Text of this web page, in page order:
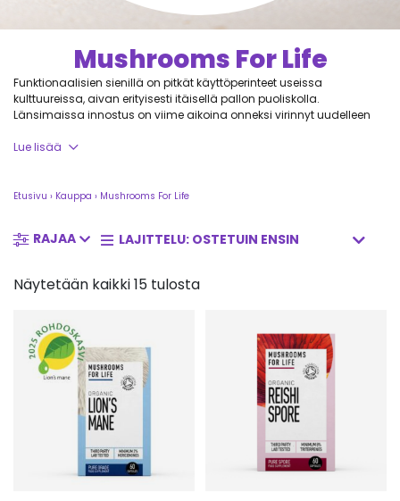
Mushrooms For Life
Funktionaalisien sienillä on pitkät käyttöperinteet useissa
kulttuureissa, aivan erityisesti itäisellä pallon puoliskolla.
Länsimaissa innostus on viime aikoina onneksi virinnyt uudelleen
Mushrooms For Lifen tavoitteena onkin tuoda funktionaalisten
tuomiin mahdollisuuksiin terveyden edistämisessä.
Mushrooms For Life sienivalmisteet ovat luomusertifioituja
hyödyt. Luomulaatuiset sienet hankitaan tarkoin kriteerein, mm.
sienen optimaaliset kasvuolosuhteet huomioiden, ja sienten
käsittelyssä huolehditaan, että lopputuote sisältää aina
maksimaalisen määrän bioaktiivisia ravinteita. Tuotteissa
hyödynnetään vain ne osat sienestä, jotka tarjoavat parhaan
aktiivisten yhdisteiden tason ja laajuuden.
jauheina. Tuotteet sopivat kasvissyöjille ja vegaaneille.
Lue lisää
Etusivu › Kauppa › Mushrooms For Life
RAJAA
Näytetään kaikki 15 tulosta